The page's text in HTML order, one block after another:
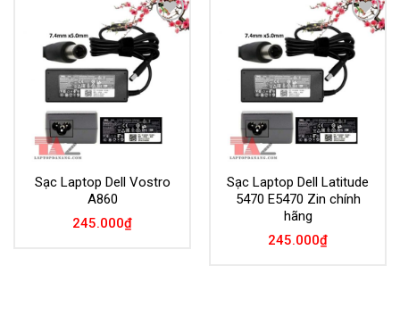
Add to
Wishlist
Sạc Laptop Dell Vostro
A860
245.000₫
Add to
Wishlist
Sạc Laptop Dell Latitude
5470 E5470 Zin chính
hãng
245.000₫